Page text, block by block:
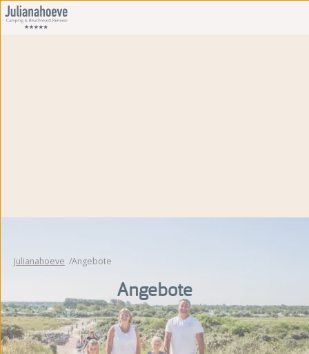
Julianahoeve Angebote
Angebote